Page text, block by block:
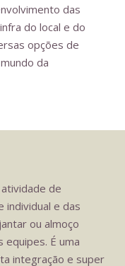
das
do local e do
opções de
da
de
individual e das
ou almoço
equipes. É uma
integração e super